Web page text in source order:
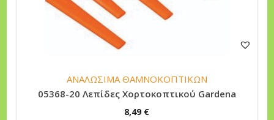
ΑΝΑΛΩΣΙΜΑ ΘΑΜΝΟΚΟΠΤΙΚΩΝ
05368-20 Λεπίδες Χορτοκοπτικού Gardena
8,49 €